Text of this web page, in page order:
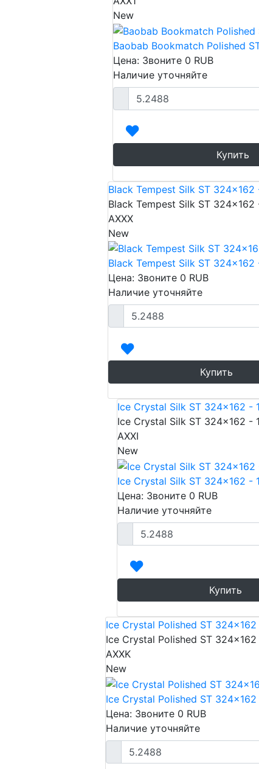
New
Baobab Bookmatch Polished
Цена: Звоните 0 RUB
Наличие уточняйте
Купить
Black Tempest Silk ST
Black Tempest Silk ST
AXXX
New
Black Tempest Silk ST
Цена: Звоните 0 RUB
Наличие уточняйте
Купить
Ice Crystal Silk ST 324x162 -
Ice Crystal Silk ST 324x162 -
AXXI
New
Ice Crystal Silk ST 324x162 -
Цена: Звоните 0 RUB
Наличие уточняйте
Купить
Ice Crystal Polished ST
Ice Crystal Polished ST
AXXK
New
Ice Crystal Polished ST
Цена: Звоните 0 RUB
Наличие уточняйте